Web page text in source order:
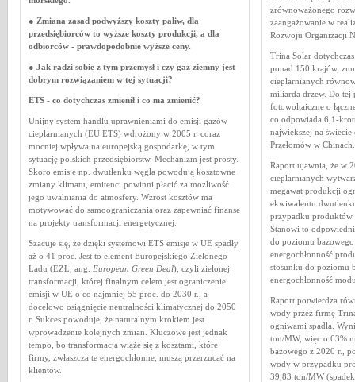
● Zmiana zasad podwyższy koszty paliw, dla
przedsiębiorców to wyższe koszty produkcji, a dla
odbiorców - prawdopodobnie wyższe ceny.
● Jak radzi sobie z tym przemysł i czy gaz ziemny jest
dobrym rozwiązaniem w tej sytuacji?
ETS - co dotychczas zmienił i co ma zmienić?
Unijny system handlu uprawnieniami do emisji gazów
cieplarnianych (EU ETS) wdrożony w 2005 r. coraz
mocniej wpływa na europejską gospodarkę, w tym
sytuację polskich przedsiębiorstw. Mechanizm jest prosty.
Skoro emisje np. dwutlenku węgla powodują kosztowne
zmiany klimatu, emitenci powinni płacić za możliwość
jego uwalniania do atmosfery. Wzrost kosztów ma
motywować do samoograniczania oraz zapewniać finanse
na projekty transformacji energetycznej.
Szacuje się, że dzięki systemowi ETS emisje w UE spadły
aż o 41 proc. Jest to element Europejskiego Zielonego
Ładu (EZŁ, ang. European Green Deal), czyli zielonej
transformacji, której finalnym celem jest ograniczenie
emisji w UE o co najmniej 55 proc. do 2030 r., a
docelowo osiągnięcie neutralności klimatycznej do 2050
r. Sukces powoduje, że naturalnym krokiem jest
wprowadzenie kolejnych zmian. Kluczowe jest jednak
tempo, bo transformacja wiąże się z kosztami, które
firmy, zwłaszcza te energochłonne, muszą przerzucać na
klientów.
zrównoważonego
zaangażowanie w
Rozwoju Organizacji
Trina Solar
ponad 150 krajów,
cieplarnianych
miliarda drzew. Do tej
fotowoltaiczne o
co odpowiada 6,1-
największej na
Przełomów w Chinach.
Raport ujawnia, że ​​w
cieplarnianych
megawat produkcji
ekwiwalentu
przypadku produktów
Stanowi to
do poziomu
energochłonność
stosunku do poziomu
energochłonność
Raport potwierdza
wody przez firmę
ogniwami spadła.
ton/MW, więc o 63%
bazowego z 2020 r.,
wody w przypadku
39,83 ton/MW